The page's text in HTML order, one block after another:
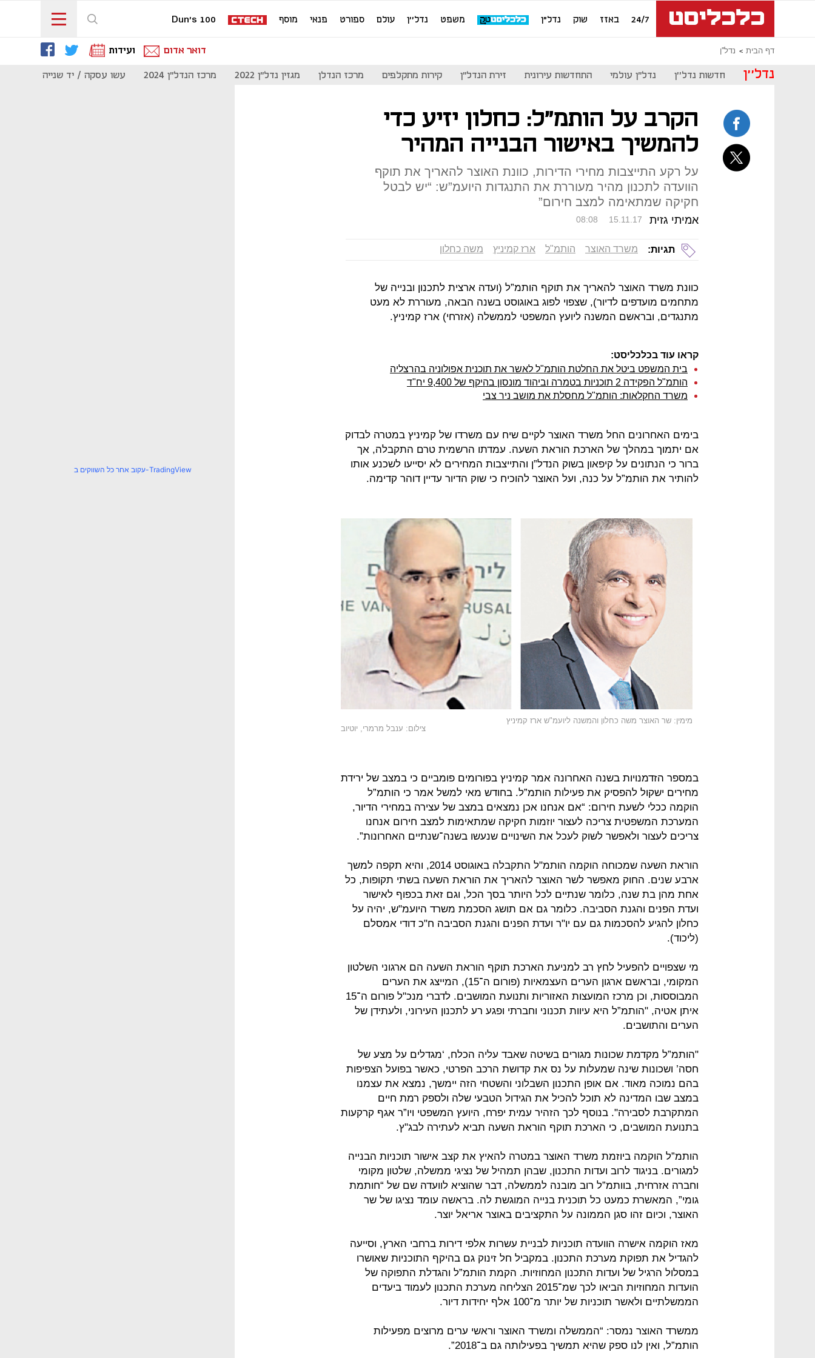
24/7 באזז שוק נדל"ן משפט נדל''ן עולם ספורט פנאי מוסף Dun's 100
דף הבית נדל''ן דואר אדום ועידות
נדל''ן חדשות נדל''ן נדל"ן עולמי התחדשות עירונית זירת הנדל"ן קירות מתקלפים מרכז הנדלן מגזין נדל"ן 2022 מרכז הנדל"ן 2024 עשו עסקה / יד שנייה
הקרב על הותמ”ל: כחלון יזיע כדי
להמשיך באישור הבנייה המהיר
על רקע התייצבות מחירי הדירות, כוונת האוצר להאריך את תוקף
הוועדה לתכנון מהיר מעוררת את התנגדות היועמ”ש: “יש לבטל
חקיקה שמתאימה למצב חירום”
אמיתי גזית 08:08 15.11.17
תגיות: משרד האוצר הותמ"ל ארז קמיניץ משה כחלון
כוונת משרד האוצר להאריך את תוקף הותמ”ל (ועדה ארצית לתכנון ובנייה של
מתחמים מועדפים לדיור), שצפוי לפוג באוגוסט בשנה הבאה, מעוררת לא מעט
מתנגדים, ובראשם המשנה ליועץ המשפטי לממשלה (אזרחי) ארז קמיניץ.
קראו עוד בכלכליסט:
בית המשפט ביטל את החלטת הותמ"ל לאשר את תוכנית אפולוניה בהרצליה
הותמ"ל הפקידה 2 תוכניות בטמרה וביהוד מונסון בהיקף של 9,400 יח"ד
משרד החקלאות: הותמ"ל מחסלת את מושב ניר צבי
בימים האחרונים החל משרד האוצר לקיים שיח עם משרדו של קמיניץ במטרה לבדוק
אם יתמוך במהלך של הארכת הוראת השעה. עמדתו הרשמית טרם התקבלה, אך
ברור כי הנתונים על קיפאון בשוק הנדל”ן והתייצבות המחירים לא יסייעו לשכנע אותו
להותיר את הותמ”ל על כנה, ועל האוצר להוכיח כי שוק הדיור עדיין דוהר קדימה.
מימין: שר האוצר משה כחלון והמשנה ליועמ"ש ארז קמיניץ
צילום: ענבל מרמרי, יוטיוב
במספר הזדמנויות בשנה האחרונה אמר קמיניץ בפורומים פומביים כי במצב של ירידת
מחירים ישקול להפסיק את פעילות הותמ”ל. בחודש מאי למשל אמר כי הותמ”ל
הוקמה ככלי לשעת חירום: “אם אנחנו אכן נמצאים במצב של עצירה במחירי הדיור,
המערכת המשפטית צריכה לעצור יוזמות חקיקה שמתאימות למצב חירום אנחנו
צריכים לעצור ולאפשר לשוק לעכל את השינויים שנעשו בשנה־שנתיים האחרונות”.
הוראת השעה שמכוחה הוקמה הותמ"ל התקבלה באוגוסט 2014, והיא תקפה למשך
ארבע שנים. החוק מאפשר לשר האוצר להאריך את הוראת השעה בשתי תקופות, כל
אחת מהן בת שנה, כלומר שנתיים לכל היותר בסך הכל, וגם זאת בכפוף לאישור
ועדת הפנים והגנת הסביבה. כלומר גם אם תושג הסכמת משרד היועמ"ש, יהיה על
כחלון להגיע להסכמות גם עם יו"ר ועדת הפנים והגנת הסביבה ח"כ דודי אמסלם
(ליכוד).
מי שצפויים להפעיל לחץ רב למניעת הארכת תוקף הוראת השעה הם ארגוני השלטון
המקומי, ובראשם ארגון הערים העצמאיות (פורום ה־15), המייצג את הערים
המבוססות, וכן מרכז המועצות האזוריות ותנועת המושבים. לדברי מנכ"ל פורום ה־15
איתן אטיה, "הותמ”ל היא עיוות תכנוני וחברתי ופגע רע לתכנון העירוני, ולעתידן של
הערים והתושבים.
"הותמ”ל מקדמת שכונות מגורים בשיטה שאבד עליה הכלח, ‘מגדלים על מצע של
חסה’ ושכונות שינה שמעלות על נס את קדושת הרכב הפרטי, כאשר בפועל הצפיפות
בהם נמוכה מאוד. אם אופן התכנון השבלוני והשטחי הזה יימשך, נמצא את עצמנו
במצב שבו המדינה לא תוכל להכיל את הגידול הטבעי שלה ולספק רמת חיים
המתקרבת לסבירה". בנוסף לכך הזהיר עמית יפרח, היועץ המשפטי ויו”ר אגף קרקעות
בתנועת המושבים, כי הארכת תוקף הוראת השעה תביא לעתירה לבג"ץ.
הותמ”ל הוקמה ביוזמת משרד האוצר במטרה להאיץ את קצב אישור תוכניות הבנייה
למגורים. בניגוד לרוב ועדות התכנון, שבהן תמהיל של נציגי ממשלה, שלטון מקומי
וחברה אזרחית, בוותמ”ל רוב מובנה לממשלה, דבר שהוציא לוועדה שם של “חותמת
גומי”, המאשרת כמעט כל תוכנית בנייה המוגשת לה. בראשה עומד נציגו של שר
האוצר, וכיום זהו סגן הממונה על התקציבים באוצר אריאל יוצר.
מאז הוקמה אישרה הוועדה תוכניות לבניית עשרות אלפי דירות ברחבי הארץ, וסייעה
להגדיל את תפוקת מערכת התכנון. במקביל חל זינוק גם בהיקף התוכניות שאושרו
במסלול הרגיל של ועדות התכנון המחוזיות. הקמת הותמ”ל והגדלת התפוקה של
הועדות המחוזיות הביאו לכך שמ־2015 הצליחה מערכת התכנון לעמוד ביעדים
הממשלתיים ולאשר תוכניות של יותר מ־100 אלף יחידות דיור.
ממשרד האוצר נמסר: “הממשלה ומשרד האוצר וראשי ערים מרוצים מפעילות
הותמ”ל, ואין לנו ספק שהיא תמשיך בפעילותה גם ב־2018”.
עקוב אחר כל השווקים ב-TradingView